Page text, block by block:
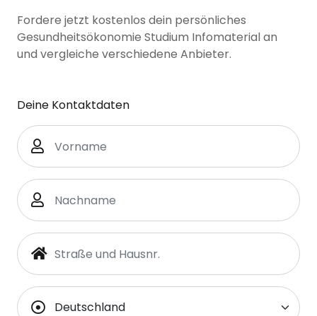
Fordere jetzt kostenlos dein persönliches
Gesundheitsökonomie Studium Infomaterial an
und vergleiche verschiedene Anbieter.
Deine Kontaktdaten